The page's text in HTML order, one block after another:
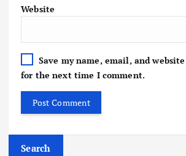
Website
Save my name, email, and
for the next time I comment.
Search